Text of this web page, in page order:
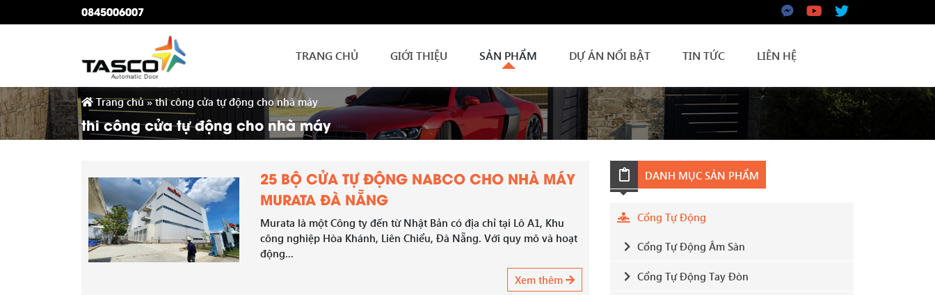
0845006007
TRANG CHỦ GIỚI THIỆU SẢN PHẨM DỰ ÁN NỔI BẬT TIN TỨC LIÊN HỆ
Trang chủ»thi công cửa tự động cho nhà máy
thi công cửa tự động cho nhà máy
25 BỘ CỬA TỰ ĐỘNG NABCO CHO NHÀ MÁY
MURATA ĐÀ NẴNG
Murata là một Công ty đến từ Nhật Bản có địa chỉ tại Lô A1, Khu
công nghiệp Hòa Khánh, Liên Chiểu, Đà Nẵng. Với quy mô và hoạt
động...
Xem thêm
DANH MỤC SẢN PHẨM
Cổng Tự Động
Cổng Tự Động Âm Sàn
Cổng Tự Động Tay Đòn